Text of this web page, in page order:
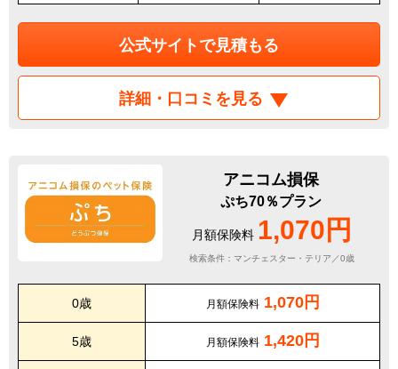
公式サイトで見積もる
詳細・口コミを見る
アニコム損保
ぷち70％プラン
月額保険料 1,070円
検索条件：マンチェスター・テリア／0歳
0歳 月額保険料 1,070円
5歳 月額保険料 1,420円